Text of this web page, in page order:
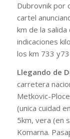
Dubrovnik por
cartel
km de la salida
indicaciones
los km 733
Llegando de
carretera
Metkovic-
(unica cuidad
5km, vera (en
Komarna.